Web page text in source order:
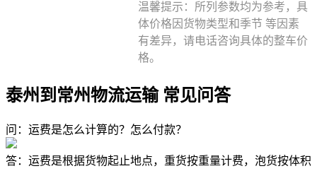
温馨提示：所列参数均为参考，具
体价格因货物类型和季节 等因素
有差异，请电话咨询具体的整车价
格。
泰州到常州物流运输 常见问答
问：运费是怎么计算的？怎么付款？
答：运费是根据货物起止地点，重货按重量计费，泡货按体积